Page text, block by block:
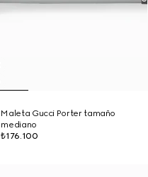
Maleta Gucci Porter tamaño
mediano
₺176.100